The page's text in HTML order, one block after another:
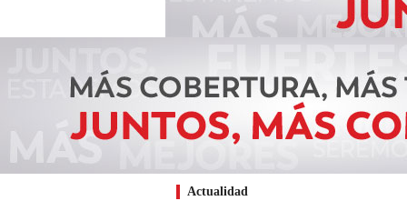
Actualidad